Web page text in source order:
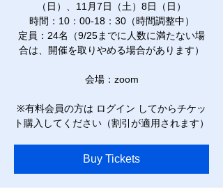
（日）、11月7日（土）8日（日）
時間：10：00-18：30（時間調整中）
定員：24名（9/25までに人数に満たない場
合は、開催を取りやめる場合があります）
会場：zoom
※有料会員の方は ログイン してからチケッ
ト購入してください（割引が適用されます）
Buy Tickets